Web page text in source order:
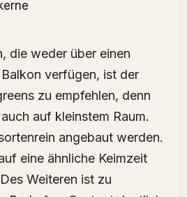
, die weder über einen
verfügen, ist der
zu empfehlen, denn
auf kleinstem Raum.
angebaut werden.
eine ähnliche Keimzeit
Weiteren ist zu